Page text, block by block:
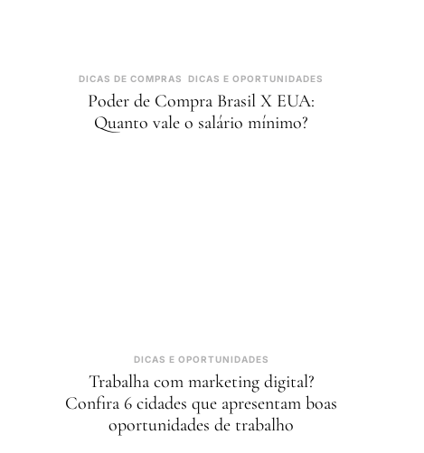
DICAS DE COMPRAS DICAS E OPORTUNIDADES
Poder de Compra Brasil X EUA:
Quanto vale o salário mínimo?
DICAS E OPORTUNIDADES
Trabalha com marketing digital?
Confira 6 cidades que apresentam boas
oportunidades de trabalho